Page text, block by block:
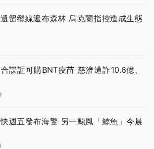
留纜線遍布森林 烏克蘭指控造成生態
謀誆可購BNT疫苗 慈濟遭詐10.6億、
週五發布海警 另一颱風「鯨魚」今晨